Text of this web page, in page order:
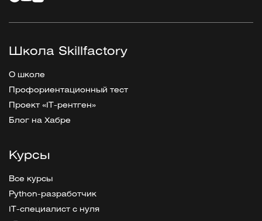
Школа Skillfactory
О школе
Профориентационный тест
Проект «IT-рентген»
Блог на Хабре
Курсы
Все курсы
Python-разработчик
IT-специалист с нуля